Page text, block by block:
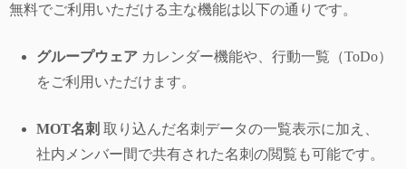
無料でご利用いただける主な機能は以下の通りです。
グループウェア カレンダー機能や、行動一覧（ToDo）
をご利用いただけます。
MOT名刺 取り込んだ名刺データの一覧表示に加え、
社内メンバー間で共有された名刺の閲覧も可能です。